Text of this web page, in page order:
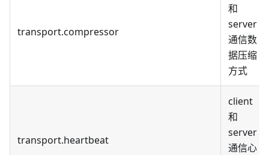
transport.compressor
和
server
通信数
据压缩
方式
transport.heartbeat
client
和
server
通信心